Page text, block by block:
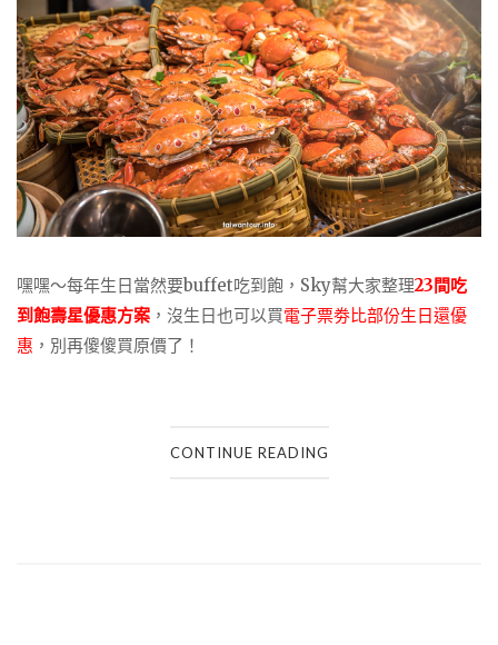
嘿嘿～每年生日當然要buffet吃到飽，Sky幫大家整理23間吃
到飽壽星優惠方案 ，沒生日也可以買電子票劵比部份生日還優
惠 ，別再傻傻買原價了！
CONTINUE READING